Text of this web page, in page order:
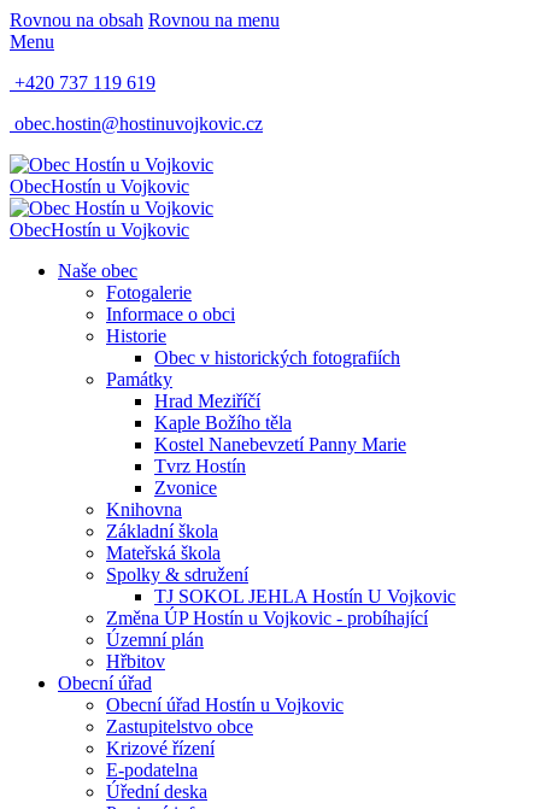
Rovnou na obsah Rovnou na menu
Menu
+420 737 119 619
obec.hostin@hostinuvojkovic.cz
ObecHostín u Vojkovic
ObecHostín u Vojkovic
Naše obec
Fotogalerie
Informace o obci
Historie
Obec v historických fotografiích
Památky
Hrad Meziříčí
Kaple Božího těla
Kostel Nanebevzetí Panny Marie
Tvrz Hostín
Zvonice
Knihovna
Základní škola
Mateřská škola
Spolky & sdružení
TJ SOKOL JEHLA Hostín U Vojkovic
Změna ÚP Hostín u Vojkovic - probíhající
Územní plán
Hřbitov
Obecní úřad
Obecní úřad Hostín u Vojkovic
Zastupitelstvo obce
Krizové řízení
E-podatelna
Úřední deska